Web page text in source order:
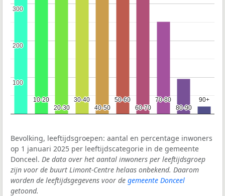
10-20
10-20
20-30
20-30
30-40
30-40
40-50
40-50
50-60
50-60
60-70
60-70
70-80
70-80
80-90
80-90
90+
90+
100
100
200
200
300
300
Bevolking, leeftijdsgroepen: aantal en percentage inwoners
op 1 januari 2025 per leeftijdscategorie in de gemeente
Donceel. De data over het aantal inwoners per leeftijdsgroep
zijn voor de buurt Limont-Centre helaas onbekend. Daarom
worden de leeftijdsgegevens voor de gemeente Donceel
getoond.